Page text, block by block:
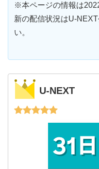
※本ページの情報は
新の配信状況はU-
い。
U-NEXT